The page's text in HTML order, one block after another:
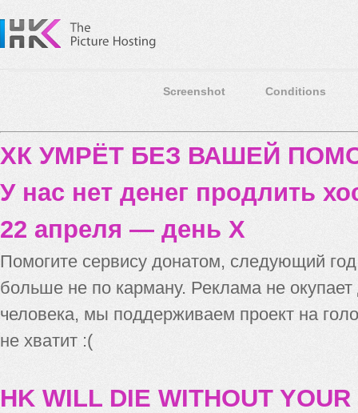
Screenshot Conditions
ХК УМРЁТ БЕЗ ВАШЕЙ
У нас нет денег продлить
22 апреля — день X
Помогите сервису донатом, следующий
больше не по карману. Реклама не
человека, мы поддерживаем проект на
не хватит :(
HK WILL DIE WITHOUT